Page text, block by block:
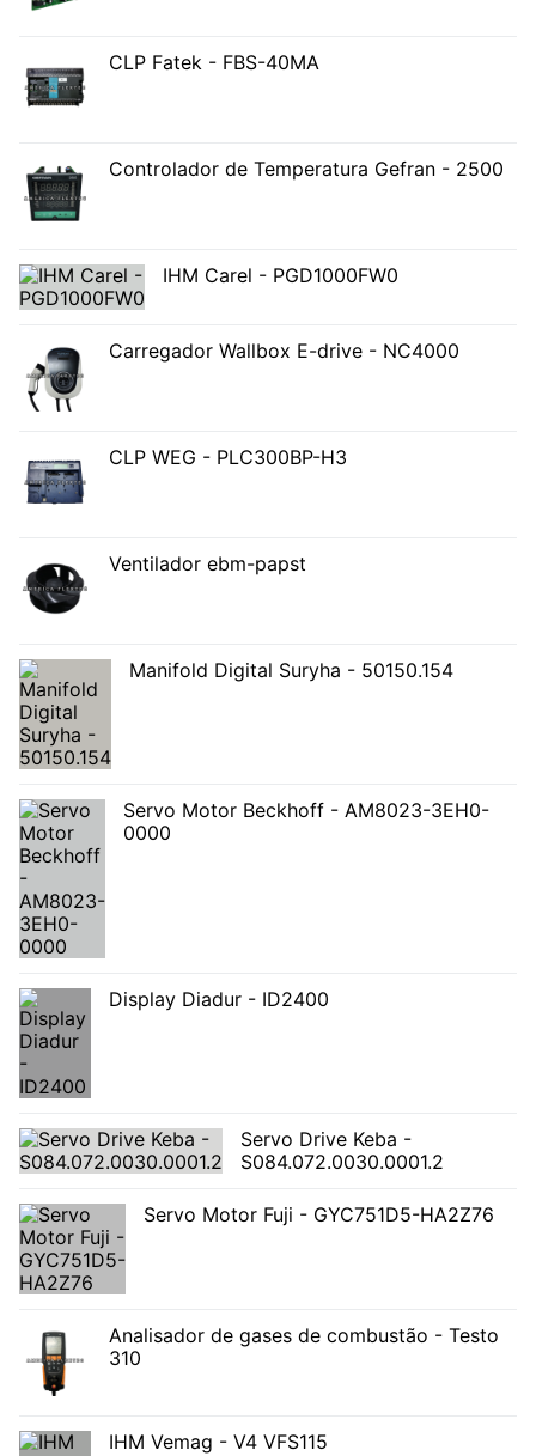
CLP Fatek - FBS-40MA
Controlador de Temperatura Gefran - 2500
IHM Carel - PGD1000FW0
Carregador Wallbox E-drive - NC4000
CLP WEG - PLC300BP-H3
Ventilador ebm-papst
Manifold Digital Suryha - 50150.154
Servo Motor Beckhoff - AM8023-3EH0-
0000
Display Diadur - ID2400
Servo Drive Keba -
S084.072.0030.0001.2
Servo Motor Fuji - GYC751D5-HA2Z76
Analisador de gases de combustão - Testo
310
IHM Vemag - V4 VFS115